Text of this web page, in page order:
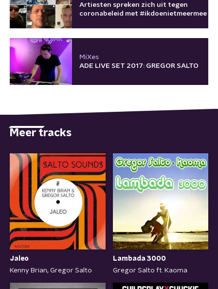
Artiesten spreken zich uit tegen
coronabeleid met #ikdoenietmeermee
MiXes
ADE LIVE SET 2017: GREGOR SALTO
Meer tracks
Jaleo
Kenny Brian, Gregor Salto
Lambada 3000
Gregor Salto ft. Kaoma